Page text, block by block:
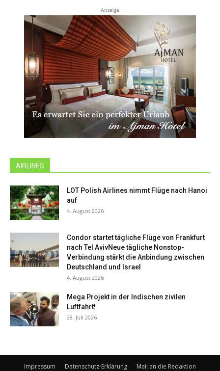
Anzeige
AIRLINES
LOT Polish Airlines nimmt Flüge nach Hanoi
auf
4. August 2026
Condor startet tägliche Flüge von Frankfurt
nach Tel AvivNeue tägliche Nonstop-
Verbindung stärkt die Anbindung zwischen
Deutschland und Israel
4. August 2026
Mega Projekt in der Indischen zivilen
Luftfahrt!
28. Juli 2026
Impressum Datenschutz-Erklärung Mail an die Redaktion